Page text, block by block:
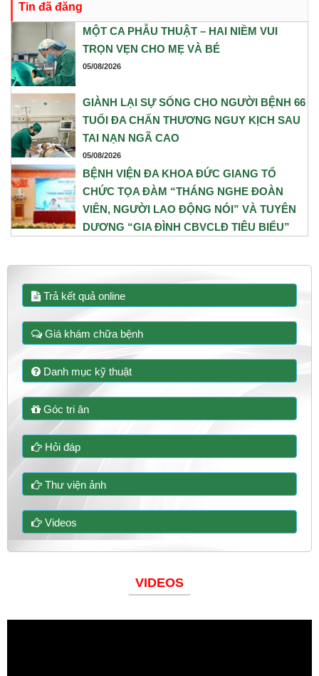
trứng phải. Trước những yếu tố nguy cơ, ê-kíp Khoa Sản và Khoa
Gây mê Hồi sức đã phối hợp chặt chẽ, xây dựng phương án phẫu
thuật tối ưu nhằm đảm bảo an toàn cao nhất cho cả mẹ và bé.
Tin đã đăng
MỘT CA PHẪU THUẬT – HAI NIỀM VUI
TRỌN VẸN CHO MẸ VÀ BÉ
05/08/2026
GIÀNH LẠI SỰ SỐNG CHO NGƯỜI BỆNH 66
TUỔI ĐA CHẤN THƯƠNG NGUY KỊCH SAU
TAI NẠN NGÃ CAO
05/08/2026
BỆNH VIỆN ĐA KHOA ĐỨC GIANG TỔ
CHỨC TỌA ĐÀM “THÁNG NGHE ĐOÀN
VIÊN, NGƯỜI LAO ĐỘNG NÓI” VÀ TUYÊN
DƯƠNG “GIA ĐÌNH CBVCLĐ TIÊU BIỂU”
Trả kết quả online
Giá khám chữa bệnh
Danh mục kỹ thuật
Góc tri ân
Hỏi đáp
Thư viện ảnh
Videos
VIDEOS